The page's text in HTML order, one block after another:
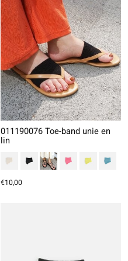
011190076 Toe-band unie en
lin
€10,00